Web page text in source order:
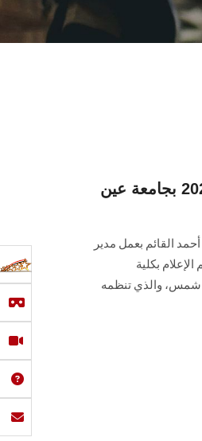
افتتاح الملتقى التدريبي لإعداد الكوادر الطلابية 2023 بجامعة عين
القائم بعمل مدير
بكلية
الكوادر الطلابية 2023 بجامعة عين شمس، والذي تنظمه